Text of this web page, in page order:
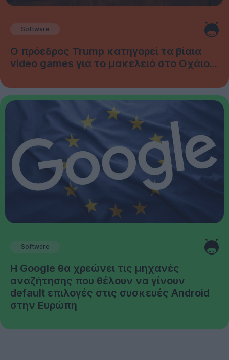
Software
Ο πρόεδρος Trump κατηγορεί τα βίαια
video games για το μακελειό στο Οχάιο...
Software
Η Google θα χρεώνει τις μηχανές
αναζήτησης που θέλουν να γίνουν
default επιλογές στις συσκευές Android
στην Ευρώπη